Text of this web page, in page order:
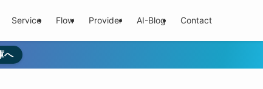
Service Flow Provider AI-Blog Contact
へ